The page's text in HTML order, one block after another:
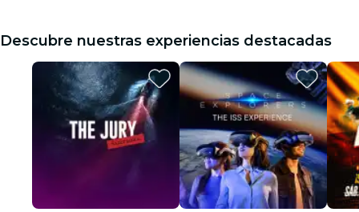
Descubre nuestras experiencias destacadas